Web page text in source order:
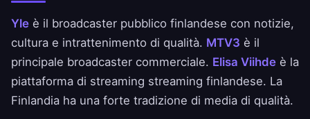
Yle è il broadcaster pubblico finlandese con notizie,
cultura e intrattenimento di qualità. MTV3 è il
principale broadcaster commerciale. Elisa Viihde è la
piattaforma di streaming streaming finlandese. La
Finlandia ha una forte tradizione di media di qualità.